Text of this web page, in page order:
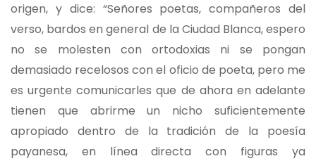
origen, y dice: “Señores poetas, compañeros del
verso, bardos en general de la Ciudad Blanca, espero
no se molesten con ortodoxias ni se pongan
demasiado recelosos con el oficio de poeta, pero me
es urgente comunicarles que de ahora en adelante
tienen que abrirme un nicho suficientemente
apropiado dentro de la tradición de la poesía
payanesa, en línea directa con figuras ya